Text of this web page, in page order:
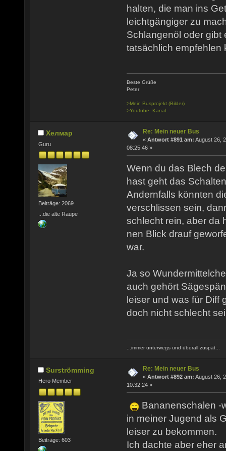
halten, die man ins
leichtgängiger zu
Schlangenöl oder gibt
tatsächlich empfehlen
Beste Grüße
Peter
>Mein Busprojekt (Bilder)
>Youtube- Kanal
Хелмар
Guru
Beiträge: 2069
...die alte Raupe
Re: Mein neuer Bus
« Antwort #891 am: August 26,
08:25:46 »
Wenn du das Blech
hast geht das
Andernfalls könnten
verschlissen sein,
schlecht rein, aber da
nen Blick drauf
war.
Ja so
auch gehört
leiser und was für Diff
doch nicht schlecht
...immer unterwegs und überall zuspät...
Surströmming
Hero Member
Beiträge: 603
Re: Mein neuer Bus
« Antwort #892 am: August 26,
10:32:24 »
Bananenschalen -
in meiner Jugend als
leiser zu bekommen.
Ich dachte aber eher